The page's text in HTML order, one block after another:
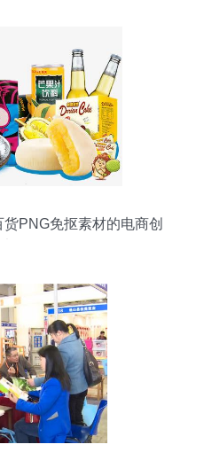
PNG免抠素材的电商创